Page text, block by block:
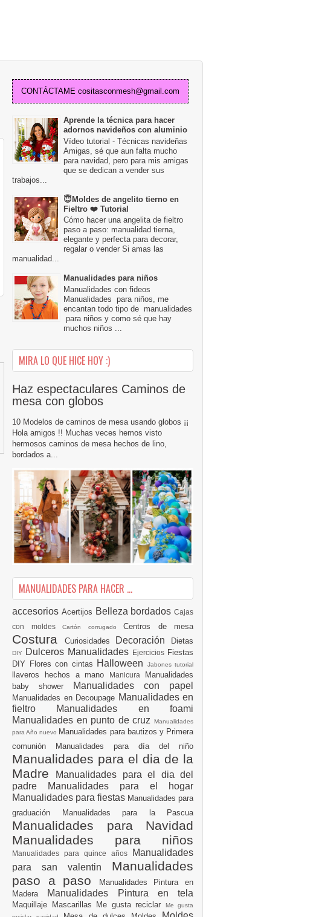
CONTÁCTAME cositasconmesh@gmail.com
Aprende la técnica para hacer
adornos navideños con aluminio
Vídeo tutorial - Técnicas navideñas
Amigas, sé que aun falta mucho
para navidad, pero para mis amigas
que se dedican a vender sus
trabajos...
😇Moldes de angelito tierno en
Fieltro ❤️ Tutorial
Cómo hacer una angelita de fieltro
paso a paso: manualidad tierna,
elegante y perfecta para decorar,
regalar o vender Si amas las
manualidad...
Manualidades para niños
Manualidades con fideos
Manualidades para niños, me
encantan todo tipo de manualidades
para niños y como sé que hay
muchos niños ...
MIRA LO QUE HICE HOY :)
Haz espectaculares Caminos de
mesa con globos
10 Modelos de caminos de mesa usando globos ¡¡
Hola amigos !! Muchas veces hemos visto
hermosos caminos de mesa hechos de lino,
bordados a...
MANUALIDADES PARA HACER ...
accesorios Acertijos Belleza bordados Cajas
con moldes Cartón corrugado Centros de mesa
Costura Curiosidades Decoración Dietas
DIY Dulceros Manualidades Ejercicios Fiestas
DIY Flores con cintas Halloween Jabones tutorial
llaveros hechos a mano Manicura Manualidades
baby shower
Manualidades con papel
Manualidades en Decoupage Manualidades en
fieltro Manualidades en foami
Manualidades en punto de cruz
Manualidades
para Año nuevo Manualidades para bautizos y Primera
comunión Manualidades para día del niño
Manualidades para el dia de la
Madre
Manualidades para el dia del
padre
Manualidades para el hogar
Manualidades para fiestas Manualidades para
graduación Manualidades para la Pascua
Manualidades para Navidad
Manualidades para niños
Manualidades para quince años
Manualidades
para san valentin Manualidades
paso a paso
Manualidades Pintura en
Madera
Manualidades Pintura en tela
Maquillaje Mascarillas Me gusta reciclar
Me gusta